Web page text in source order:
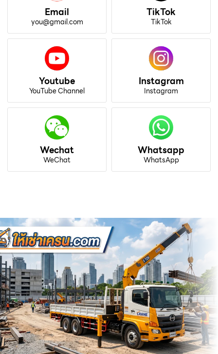
Email
you@gmail.com
TikTok
TikTok
Youtube
YouTube Channel
Instagram
Instagram
Wechat
WeChat
Whatsapp
WhatsApp